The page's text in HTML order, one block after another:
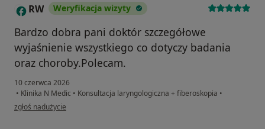
R RW Weryfikacja wizyty
Bardzo dobra pani doktór szczegółowe
wyjaśnienie wszystkiego co dotyczy badania
oraz choroby.Polecam.
10 czerwca 2026
• Klinika N Medic • Konsultacja laryngologiczna + fiberoskopia •
w opinii użytkownika RW
zgłoś nadużycie